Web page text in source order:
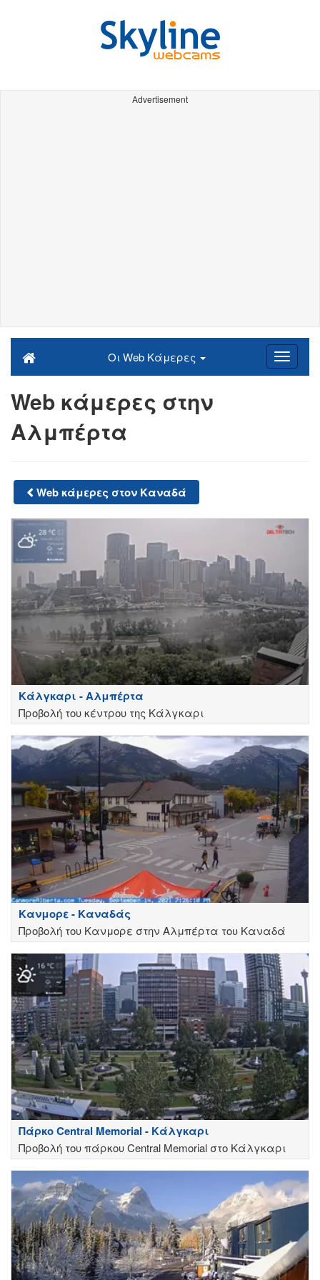
Advertisement
Οι Web Κάμερες
Web κάμερες στην
Αλμπέρτα
Web κάμερες στον Καναδά
Κάλγκαρι - Αλμπέρτα
Προβολή του κέντρου της Κάλγκαρι
Κανμορε - Καναδάς
Προβολή του Κανμορε στην Αλμπέρτα του Καναδά
Πάρκο Central Memorial - Κάλγκαρι
Προβολή του πάρκου Central Memorial στο Κάλγκαρι